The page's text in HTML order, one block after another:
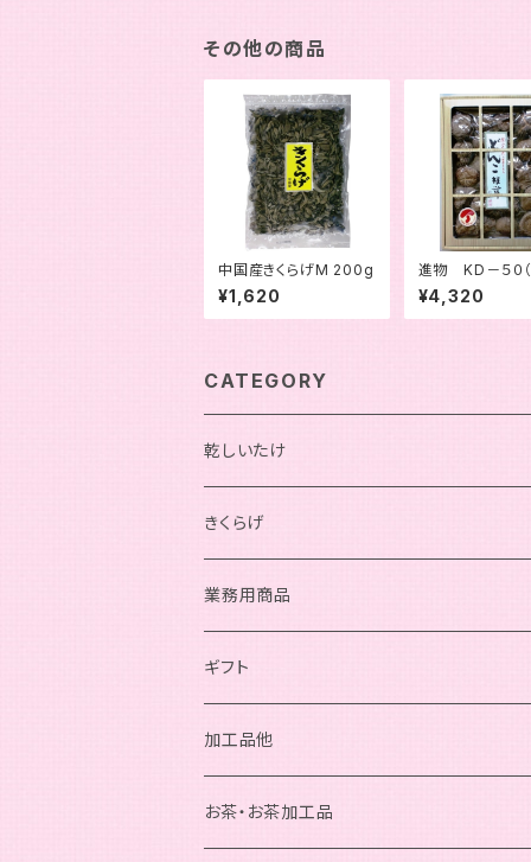
その他の商品
中国産きくらげM 200g
¥1,620
進物 KD－５０
量 ２００ｇ）
¥4,320
CATEGORY
乾しいたけ
機能性表示食品
きくらげ
業務用商品
ギフト
加工品他
お茶・お茶加工品